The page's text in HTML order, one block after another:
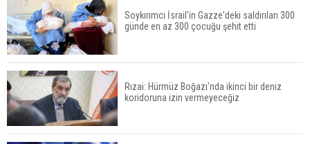
Soykırımcı İsrail'in Gazze'deki saldırıları 300
günde en az 300 çocuğu şehit etti
Rızai: Hürmüz Boğazı'nda ikinci bir deniz
koridoruna izin vermeyeceğiz